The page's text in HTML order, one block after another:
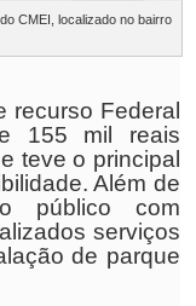
CMEI, localizado no bairro
recurso Federal
155 mil reais
teve o principal
Além de
público com
serviços
de parque